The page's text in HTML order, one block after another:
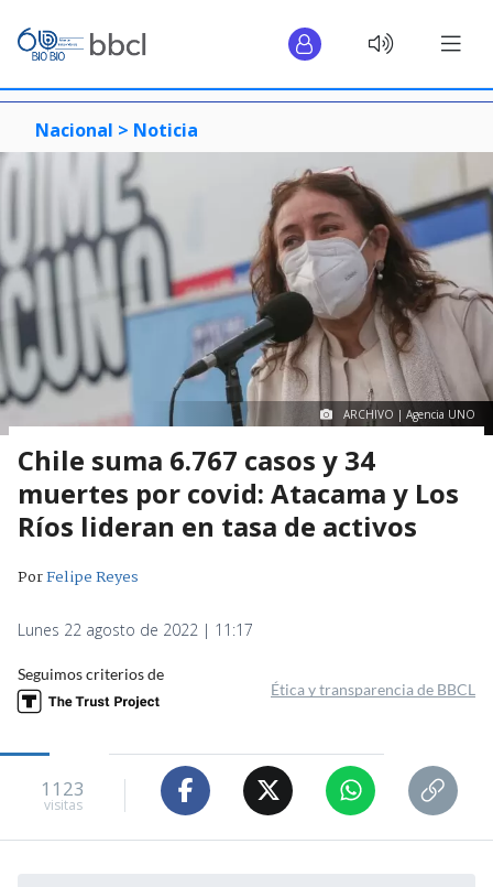
Nacional > Noticia
ARCHIVO | Agencia UNO
Chile suma 6.767 casos y 34
muertes por covid: Atacama y Los
Ríos lideran en tasa de activos
PorFelipe Reyes
Lunes 22 agosto de 2022 | 11:17
Seguimos criterios de
Ética y transparencia de BBCL
1123
visitas